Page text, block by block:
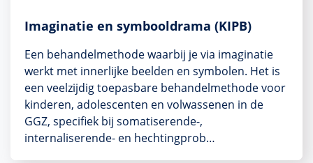
Imaginatie en symbooldrama (KIPB)
Een behandelmethode waarbij je via imaginatie
werkt met innerlijke beelden en symbolen. Het is
een veelzijdig toepasbare behandelmethode voor
kinderen, adolescenten en volwassenen in de
GGZ, specifiek bij somatiserende-,
internaliserende- en hechtingprob…